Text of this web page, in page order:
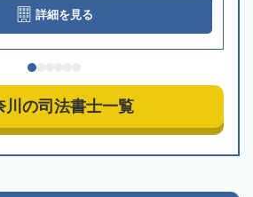
詳細を見る
川の司法書士一覧